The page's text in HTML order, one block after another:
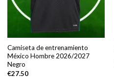
Camiseta de entrenamiento
México Hombre 2026/2027
Negro
€27.50